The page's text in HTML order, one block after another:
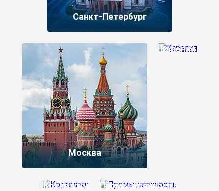
Санкт-Петербург
Москва
Карелия
Коттеджи Промышленность